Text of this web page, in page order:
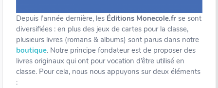
Depuis l’année dernière, les Éditions Monecole.fr se sont
diversifiées : en plus des jeux de cartes pour la classe,
plusieurs livres (romans & albums) sont parus dans notre
boutique. Notre principe fondateur est de proposer des
livres originaux qui ont pour vocation d’être utilisé en
classe. Pour cela, nous nous appuyons sur deux éléments
: